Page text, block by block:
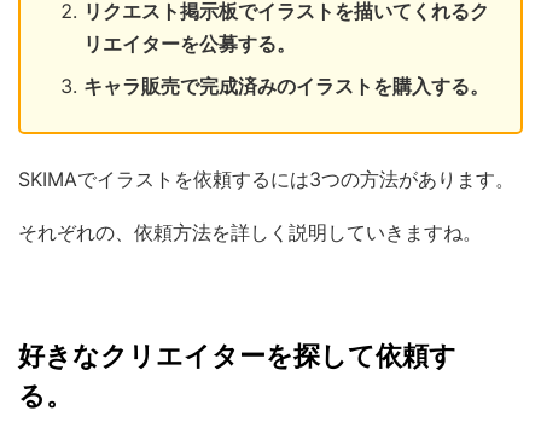
リクエスト掲示板でイラストを描いてくれるク
リエイターを公募する。
キャラ販売で完成済みのイラストを購入する。
SKIMAでイラストを依頼するには3つの方法があります。
それぞれの、依頼方法を詳しく説明していきますね。
好きなクリエイターを探して依頼す
る。